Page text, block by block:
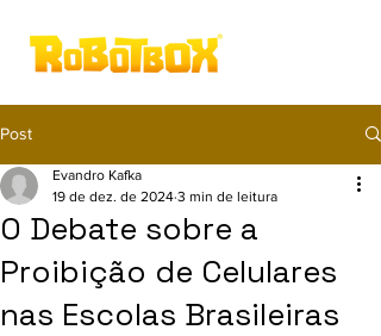
Post
O Debate sobre a
Proibição de Celulares
nas Escolas Brasileiras
Evandro Kafka
19 de dez. de 2024 3 min de leitura